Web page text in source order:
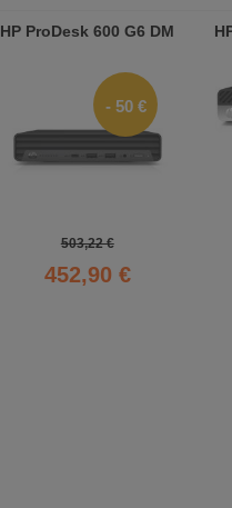
HP ProDesk 600 G6 DM
- 50 €
503,22 €
452,90 €